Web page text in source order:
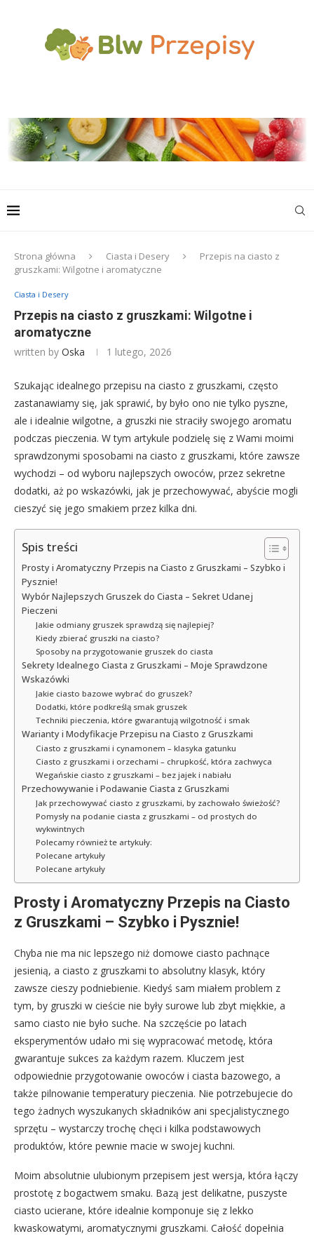
Strona główna Ciasta i Desery
Przepis na ciasto z
gruszkami: Wilgotne i aromatyczne
Ciasta i Desery
Przepis na ciasto z gruszkami: Wilgotne i
aromatyczne
written by Oska 1 lutego, 2026
Szukając idealnego przepisu na ciasto z gruszkami, często
zastanawiamy się, jak sprawić, by było ono nie tylko pyszne,
ale i idealnie wilgotne, a gruszki nie straciły swojego aromatu
podczas pieczenia. W tym artykule podzielę się z Wami moimi
sprawdzonymi sposobami na ciasto z gruszkami, które zawsze
wychodzi – od wyboru najlepszych owoców, przez sekretne
dodatki, aż po wskazówki, jak je przechowywać, abyście mogli
cieszyć się jego smakiem przez kilka dni.
Spis treści
Prosty i Aromatyczny Przepis na Ciasto z Gruszkami – Szybko i
Pysznie!
Wybór Najlepszych Gruszek do Ciasta – Sekret Udanej
Pieczeni
Jakie odmiany gruszek sprawdzą się najlepiej?
Kiedy zbierać gruszki na ciasto?
Sposoby na przygotowanie gruszek do ciasta
Sekrety Idealnego Ciasta z Gruszkami – Moje Sprawdzone
Wskazówki
Jakie ciasto bazowe wybrać do gruszek?
Dodatki, które podkreślą smak gruszek
Techniki pieczenia, które gwarantują wilgotność i smak
Warianty i Modyfikacje Przepisu na Ciasto z Gruszkami
Ciasto z gruszkami i cynamonem – klasyka gatunku
Ciasto z gruszkami i orzechami – chrupkość, która zachwyca
Wegańskie ciasto z gruszkami – bez jajek i nabiału
Przechowywanie i Podawanie Ciasta z Gruszkami
Jak przechowywać ciasto z gruszkami, by zachowało świeżość?
Pomysły na podanie ciasta z gruszkami – od prostych do
wykwintnych
Polecamy również te artykuły:
Polecane artykuły
Polecane artykuły
Prosty i Aromatyczny Przepis na Ciasto
z Gruszkami – Szybko i Pysznie!
Chyba nie ma nic lepszego niż domowe ciasto pachnące
jesienią, a ciasto z gruszkami to absolutny klasyk, który
zawsze cieszy podniebienie. Kiedyś sam miałem problem z
tym, by gruszki w cieście nie były surowe lub zbyt miękkie, a
samo ciasto nie było suche. Na szczęście po latach
eksperymentów udało mi się wypracować metodę, która
gwarantuje sukces za każdym razem. Kluczem jest
odpowiednie przygotowanie owoców i ciasta bazowego, a
także pilnowanie temperatury pieczenia. Nie potrzebujecie do
tego żadnych wyszukanych składników ani specjalistycznego
sprzętu – wystarczy trochę chęci i kilka podstawowych
produktów, które pewnie macie w swojej kuchni.
Moim absolutnie ulubionym przepisem jest wersja, która łączy
prostotę z bogactwem smaku. Bazą jest delikatne, puszyste
ciasto ucierane, które idealnie komponuje się z lekko
kwaskowatymi, aromatycznymi gruszkami. Całość dopełnia